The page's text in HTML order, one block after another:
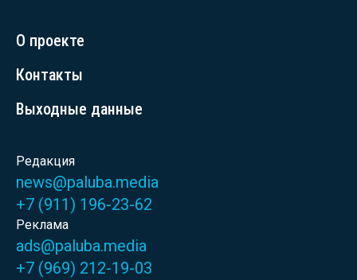
О проекте
Контакты
Выходные данные
Редакция
news@paluba.media
+7 (911) 196-23-62
Реклама
ads@paluba.media
+7 (969) 212-19-03